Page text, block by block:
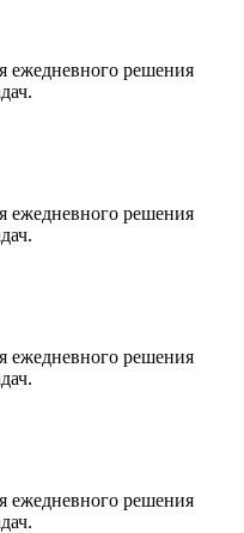
ежедневного решения
ежедневного решения
ежедневного решения
ежедневного решения